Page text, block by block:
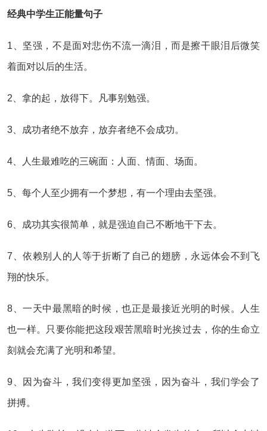
经典中学生正能量句子
1、坚强，不是面对悲伤不流一滴泪，而是擦干眼泪后微笑
着面对以后的生活。
2、拿的起，放得下。凡事别勉强。
3、成功者绝不放弃，放弃者绝不会成功。
4、人生最难吃的三碗面：人面、情面、场面。
5、每个人至少拥有一个梦想，有一个理由去坚强。
6、成功其实很简单，就是强迫自己不断地干下去。
7、依赖别人的人等于折断了自己的翅膀，永远体会不到飞
翔的快乐。
8、一天中最黑暗的时候，也正是最接近光明的时候。人生
也一样。只要你能把这段艰苦黑暗时光挨过去，你的生命立
刻就会充满了光明和希望。
9、因为奋斗，我们变得更加坚强，因为奋斗，我们学会了
拼搏。